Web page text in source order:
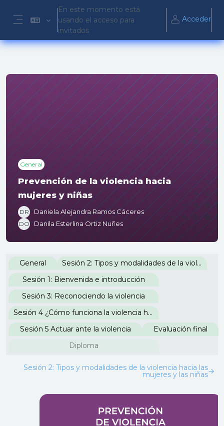
Salta al contenido principal
Panel lateral
En este momento está
usando el acceso para
invitados
Acceder
General
Prevención de la violencia hacia
mujeres y niñas
DR Daniela Alejandra Ramos Cáceres
DO Danila Esterlina Ortiz Nuñes
Perfilado de sección
General
Sesión 2: Tipos y modalidades de la violencia hacia las mujeres y las niñas
Sesión 1: Bienvenida e introducción
Sesión 3: Reconociendo la violencia
Sesión 4 ¿Cómo funciona la violencia hacia las mujeres y las niñas?
Sesión 5 Actuar ante la violencia
Evaluación final
Diploma
→
Sesión 2: Tipos y modalidades de la violencia hacia las
mujeres y las niñas